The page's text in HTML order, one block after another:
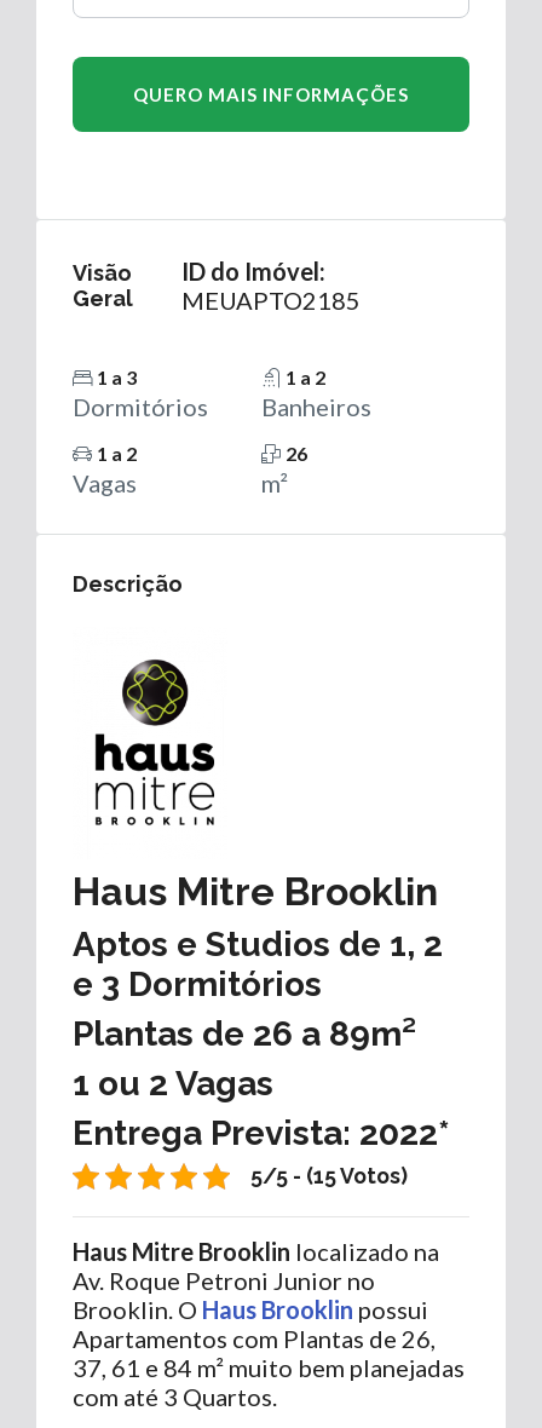
Visão
Geral
ID do Imóvel:
MEUAPTO2185
1 a 3
Dormitórios
1 a 2
Banheiros
1 a 2
Vagas
26
m²
Descrição
Haus Mitre Brooklin
Aptos e Studios de 1, 2
e 3 Dormitórios
Plantas de 26 a 89m²
1 ou 2 Vagas
Entrega Prevista: 2022*
5/5 - (15 Votos)
Haus Mitre Brooklin localizado na
Av. Roque Petroni Junior no
Brooklin. O Haus Brooklin possui
Apartamentos com Plantas de 26,
37, 61 e 84 m² muito bem planejadas
com até 3 Quartos.